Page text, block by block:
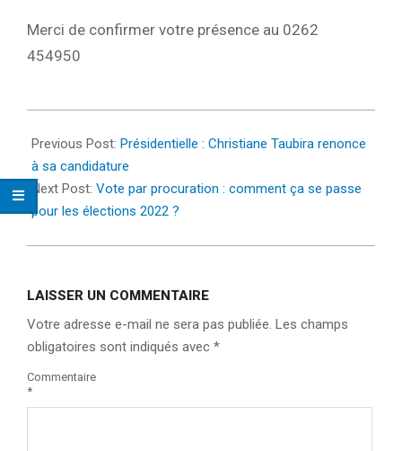
Merci de confirmer votre présence au 0262
454950
03-
02
Previous Post: Présidentielle : Christiane Taubira renonce
à sa candidature
Next Post: Vote par procuration : comment ça se passe
pour les élections 2022 ?
LAISSER UN COMMENTAIRE
Votre adresse e-mail ne sera pas publiée. Les champs
obligatoires sont indiqués avec *
Commentaire
*